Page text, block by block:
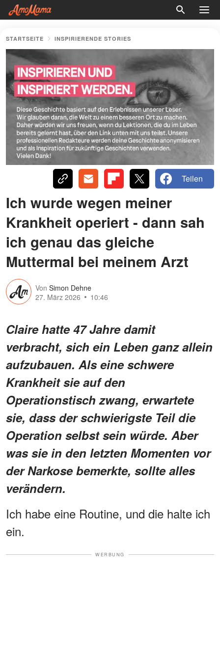
STARTSEITE INSPIRIERENDE STORIES
Teilen
Ich wurde wegen meiner
Krankheit operiert - dann sah
ich genau das gleiche
Muttermal bei meinem Arzt
Von Simon Dehne
27. März 2026
10:46
Claire hatte 47 Jahre damit
verbracht, sich ein Leben ganz allein
aufzubauen. Als eine schwere
Krankheit sie auf den
Operationstisch zwang, erwartete
sie, dass der schwierigste Teil die
Operation selbst sein würde. Aber
was sie in den letzten Momenten vor
der Narkose bemerkte, sollte alles
verändern.
Ich habe eine Routine, und die halte ich
ein.
WERBUNG